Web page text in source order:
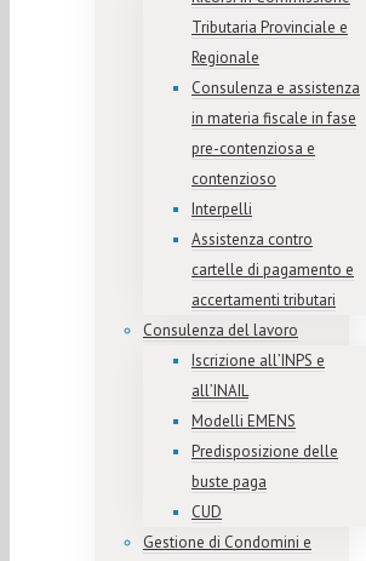
Tributaria Provinciale e
Regionale
Consulenza e assistenza
in materia fiscale in fase
pre-contenziosa e
contenzioso
Interpelli
Assistenza contro
cartelle di pagamento e
accertamenti tributari
Consulenza del lavoro
Iscrizione all’INPS e
all’INAIL
Modelli EMENS
Predisposizione delle
buste paga
CUD
Gestione di Condomini e